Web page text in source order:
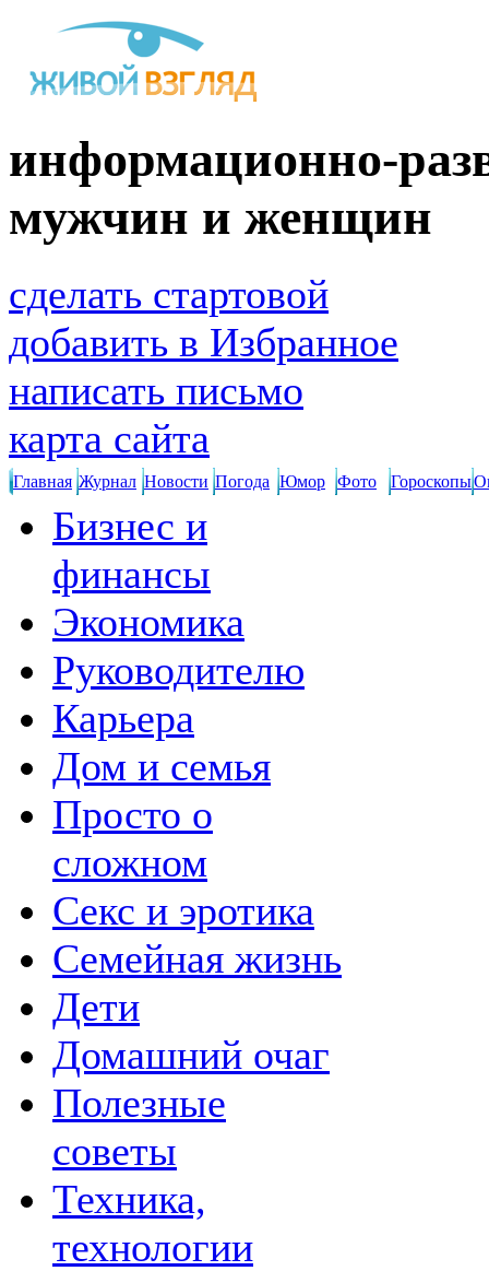
информационно-
мужчин и женщин
сделать стартовой
добавить в Избранное
написать письмо
карта сайта
Главная Журнал Новости Погода Юмор Фото Гороскопы
Бизнес и
финансы
Экономика
Руководителю
Карьера
Дом и семья
Просто о
сложном
Секс и эротика
Семейная жизнь
Дети
Домашний очаг
Полезные
советы
Техника,
технологии